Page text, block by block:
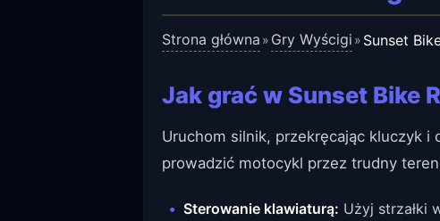
Strona główna » Gry Wyścigi » Sunset
Jak grać w Sunset Bike
Uruchom silnik, przekręcając kluczyk i
prowadzić motocykl przez trudny
Sterowanie klawiaturą: Użyj strzałki